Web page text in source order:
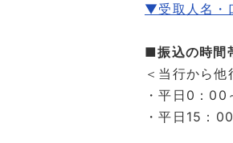
▼受取人名・
■振込の時間
＜当行から他
・平日0：
・平日15：